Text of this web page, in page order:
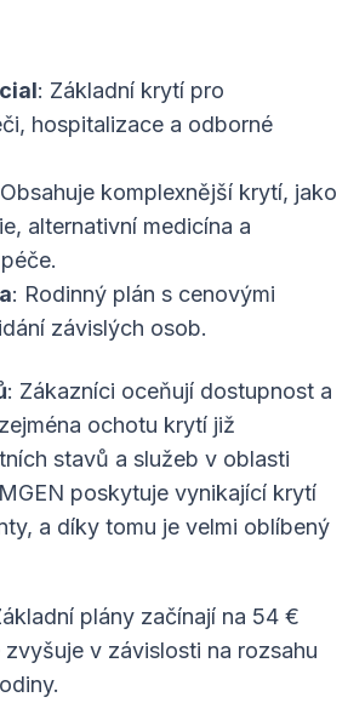
: Základní krytí pro
hospitalizace a odborné
komplexnější krytí, jako
alternativní medicína a
: Rodinný plán s cenovými
závislých osob.
: Zákazníci oceňují dostupnost a
ochotu krytí již
stavů a služeb v oblasti
poskytuje vynikající krytí
a díky tomu je velmi oblíbený
plány začínají na 54 €
v závislosti na rozsahu